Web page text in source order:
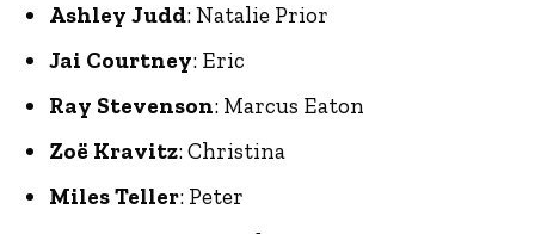
Ashley Judd: Natalie Prior
Jai Courtney: Eric
Ray Stevenson: Marcus Eaton
Zoë Kravitz: Christina
Miles Teller: Peter